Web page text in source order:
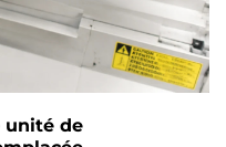
unité de